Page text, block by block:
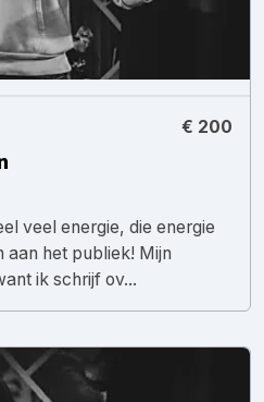
€ 200
veel energie, die energie
aan het publiek! Mijn
ik schrijf ov...